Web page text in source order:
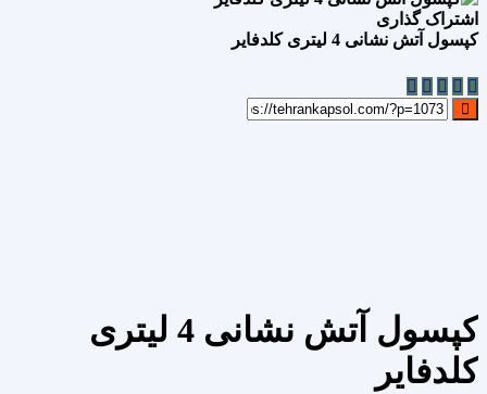
اشتراک گذاری
کپسول آتش نشانی 4 لیتری کلدفایر
کپسول آتش نشانی 4 لیتری
کلدفایر